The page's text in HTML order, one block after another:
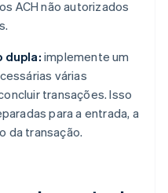
ACH não autorizados
dupla: implemente um
várias
transações. Isso
para a entrada, a
da transação.